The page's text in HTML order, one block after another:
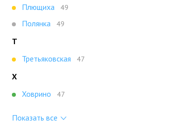
Плющиха 49
Полянка 49
Т
Третьяковская
47
Х
Ховрино
47
Показать все